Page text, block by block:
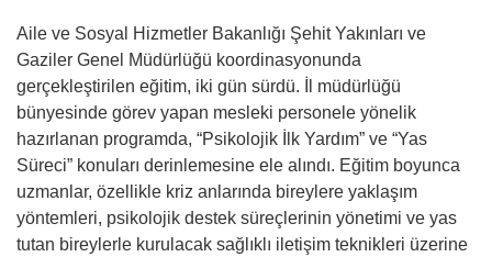
Aile ve Sosyal Hizmetler Bakanlığı Şehit Yakınları ve
Gaziler Genel Müdürlüğü koordinasyonunda
gerçekleştirilen eğitim, iki gün sürdü. İl müdürlüğü
bünyesinde görev yapan mesleki personele yönelik
hazırlanan programda, “Psikolojik İlk Yardım” ve “Yas
Süreci” konuları derinlemesine ele alındı. Eğitim boyunca
uzmanlar, özellikle kriz anlarında bireylere yaklaşım
yöntemleri, psikolojik destek süreçlerinin yönetimi ve yas
tutan bireylerle kurulacak sağlıklı iletişim teknikleri üzerine